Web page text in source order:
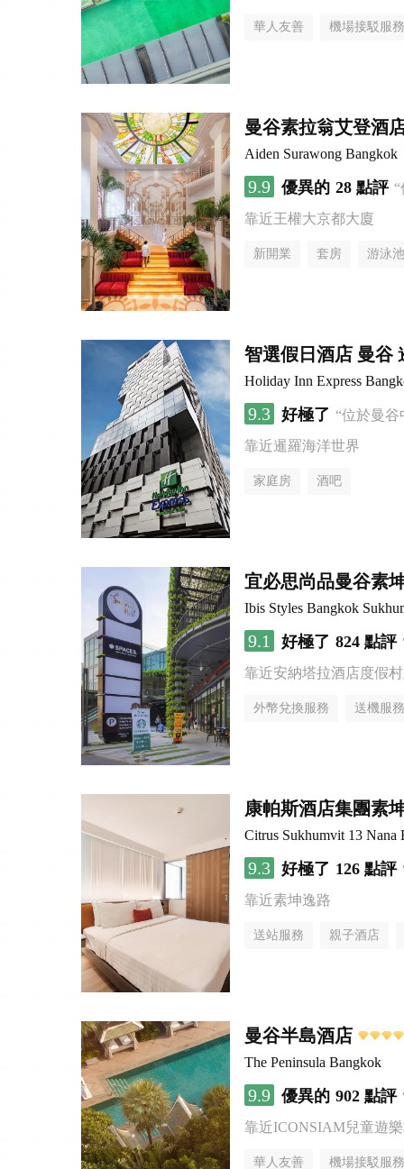
華人友善 機場接駁服務
曼谷素拉翁艾登酒
Aiden Surawong Bangkok
9.9 優異的 28 點評
靠近王權大京都大廈
新開業 套房 游泳池
智選假日酒店 曼谷
Holiday Inn Express
9.3 好極了 “位於曼
靠近暹羅海洋世界
家庭房 酒吧
宜必思尚品曼谷素
Ibis Styles Bangkok
9.1 好極了 824 點評
靠近安納塔拉酒店度假
外幣兌換服務 送機服務
康帕斯酒店集團素
Citrus Sukhumvit 13 Nana
9.3 好極了 126 點評
靠近素坤逸路
送站服務 親子酒店
曼谷半島酒店
The Peninsula Bangkok
9.9 優異的 902 點評
靠近ICONSIAM兒童遊
華人友善 機場接駁服務